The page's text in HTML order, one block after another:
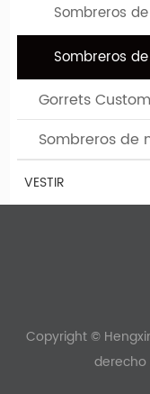
Sombreros
Sombreros
Gorrets Custom
Sombreros de
VESTIR
Copyright ©
derecho